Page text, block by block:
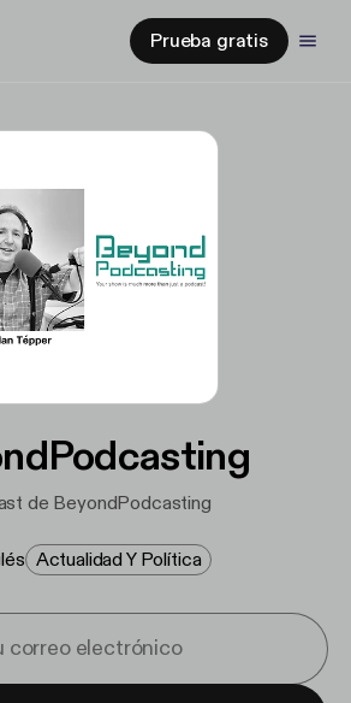
Prueba gratis
de BeyondPodcasting
Actualidad Y Política